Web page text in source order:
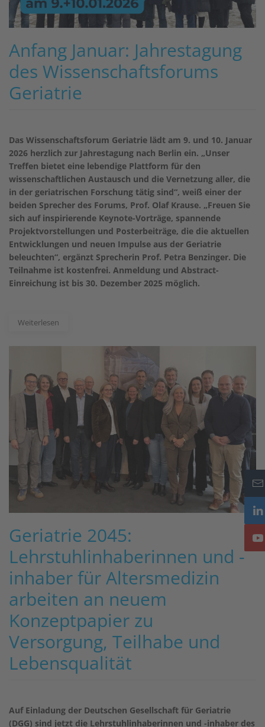
Anfang Januar: Jahrestagung
des Wissenschaftsforums
Geriatrie
Das Wissenschaftsforum Geriatrie lädt am 9. und 10. Januar
2026 herzlich zur Jahrestagung nach Berlin ein. „Unser
Treffen bietet eine lebendige Plattform für den
wissenschaftlichen Austausch und die Vernetzung aller, die
in der geriatrischen Forschung tätig sind“, weiß einer der
beiden Sprecher des Forums, Prof. Olaf Krause. „Freuen Sie
sich auf inspirierende Keynote-Vorträge, spannende
Projektvorstellungen und Posterbeiträge, die die aktuellen
Entwicklungen und neuen Impulse aus der Geriatrie
beleuchten“, ergänzt Sprecherin Prof. Petra Benzinger. Die
Teilnahme ist kostenfrei. Anmeldung und Abstract-
Einreichung ist bis 30. Dezember 2025 möglich.
Weiterlesen
Geriatrie 2045:
Lehrstuhlinhaberinnen und -
inhaber für Altersmedizin
arbeiten an neuem
Konzeptpapier zu
Versorgung, Teilhabe und
Lebensqualität
Auf Einladung der Deutschen Gesellschaft für Geriatrie
(DGG) sind jetzt die Lehrstuhlinhaberinnen und -inhaber des